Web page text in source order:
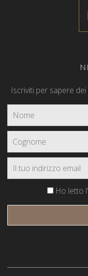
Iscriviti per sapere
Ho letto